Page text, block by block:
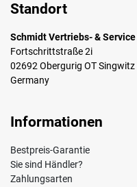
Standort
Schmidt Vertriebs- & Service
Fortschrittstraße 2i
02692 Obergurig OT Singwitz
Germany
Informationen
Bestpreis-Garantie
Sie sind Händler?
Zahlungsarten